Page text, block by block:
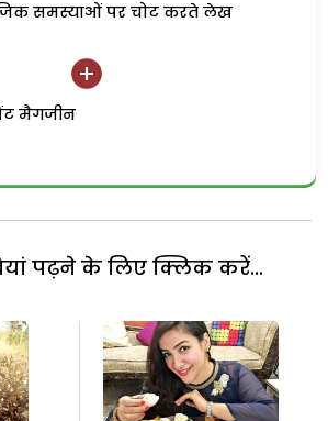
समस्याओं पर चोट करते लेख
मैगजीन
पढ़ने के लिए क्लिक करें...